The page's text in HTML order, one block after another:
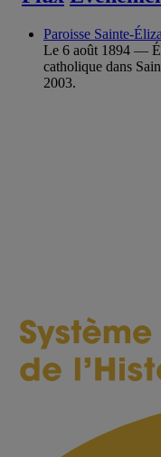
Paroisse Sainte-
Le 6 août 1894 —
catholique dans
2003.